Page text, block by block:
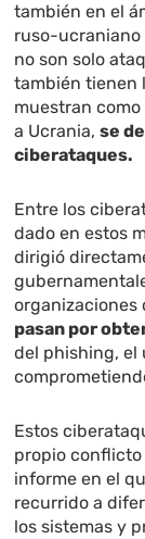
también en el
ruso-ucraniano
no son solo
también tienen
muestran
a Ucrania,se
ciberataques.
Entre los
dado en estos
dirigió
pasan por
del phishing, el
Estos
propio conflicto
informe en el
recurrido a
los sistemas y